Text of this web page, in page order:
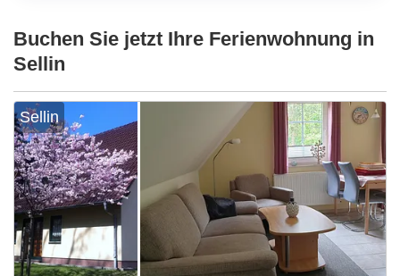
Buchen Sie jetzt Ihre Ferienwohnung in
Sellin
Sellin